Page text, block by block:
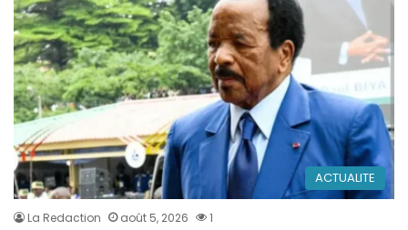
ACTUALITE
La Redaction août 5, 2026 1